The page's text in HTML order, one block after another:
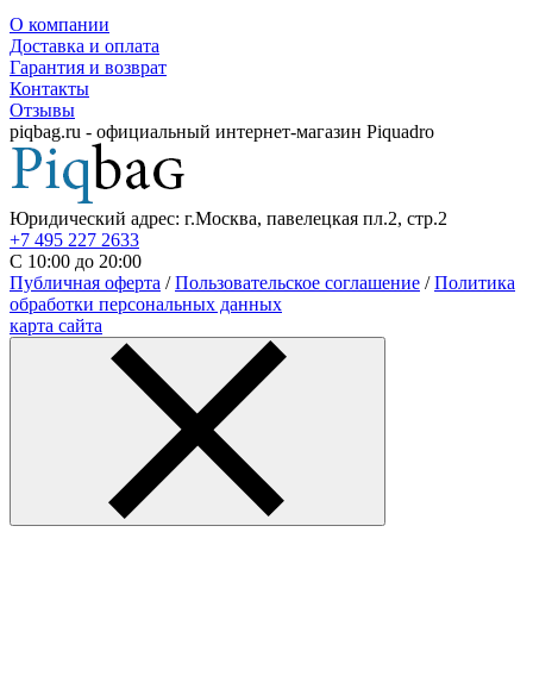
О компании
Доставка и оплата
Гарантия и возврат
Контакты
Отзывы
piqbag.ru - официальный интернет-магазин Piquadro
Юридический адрес: г.Москва, павелецкая пл.2, стр.2
+7 495 227 2633
С 10:00 до 20:00
Публичная оферта /Пользовательское соглашение /Политика
обработки персональных данных
карта сайта